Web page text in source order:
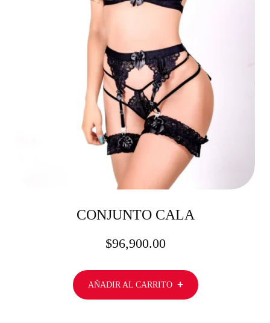
CONJUNTO CALA
$96,900.00
AÑADIR AL CARRITO